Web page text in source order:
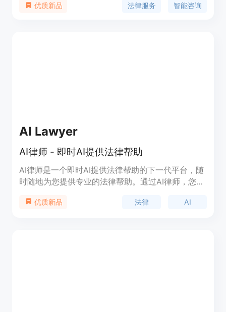
背景由浙江同花顺网络科技有限公司开发，具有高度
优质新品 法律服务 智能咨询
AI Lawyer
AI律师 - 即时AI提供法律帮助
AI律师是一个即时AI提供法律帮助的下一代平台，随
时随地为您提供专业的法律帮助。通过AI律师，您可
解复杂的法律问题。AI律师还可以帮助律师们优化研
优质新品 法律 AI